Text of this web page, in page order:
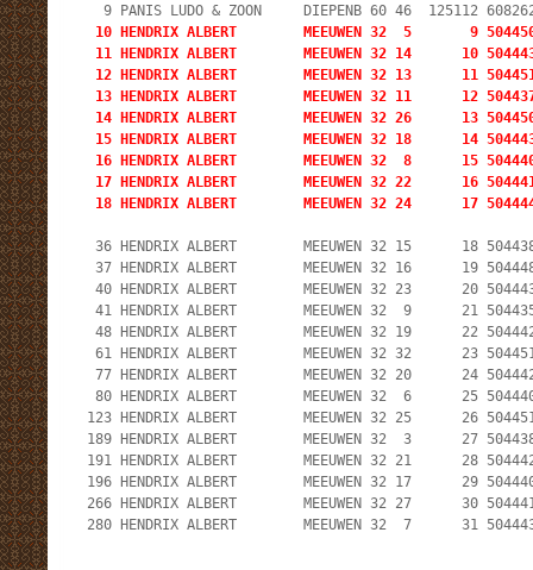
10 HENDRIX ALBERT        MEEUWEN 32  5
11 HENDRIX ALBERT        MEEUWEN 32 14
12 HENDRIX ALBERT        MEEUWEN 32 13      11
13 HENDRIX ALBERT        MEEUWEN 32 11
14 HENDRIX ALBERT        MEEUWEN 32 26
15 HENDRIX ALBERT        MEEUWEN 32 18
16 HENDRIX ALBERT        MEEUWEN 32  8
17 HENDRIX ALBERT        MEEUWEN 32 22
18 HENDRIX ALBERT        MEEUWEN 32 24      17
36 HENDRIX ALBERT        MEEUWEN 32 15
37 HENDRIX ALBERT        MEEUWEN 32 16
40 HENDRIX ALBERT        MEEUWEN 32 23
41 HENDRIX ALBERT        MEEUWEN 32  9
48 HENDRIX ALBERT        MEEUWEN 32 19
61 HENDRIX ALBERT        MEEUWEN 32 32
77 HENDRIX ALBERT        MEEUWEN 32 20
80 HENDRIX ALBERT        MEEUWEN 32  6
123 HENDRIX ALBERT        MEEUWEN 32 25
189 HENDRIX ALBERT        MEEUWEN 32  3
191 HENDRIX ALBERT        MEEUWEN 32 21
196 HENDRIX ALBERT        MEEUWEN 32 17
266 HENDRIX ALBERT        MEEUWEN 32 27
280 HENDRIX ALBERT        MEEUWEN 32  7      31